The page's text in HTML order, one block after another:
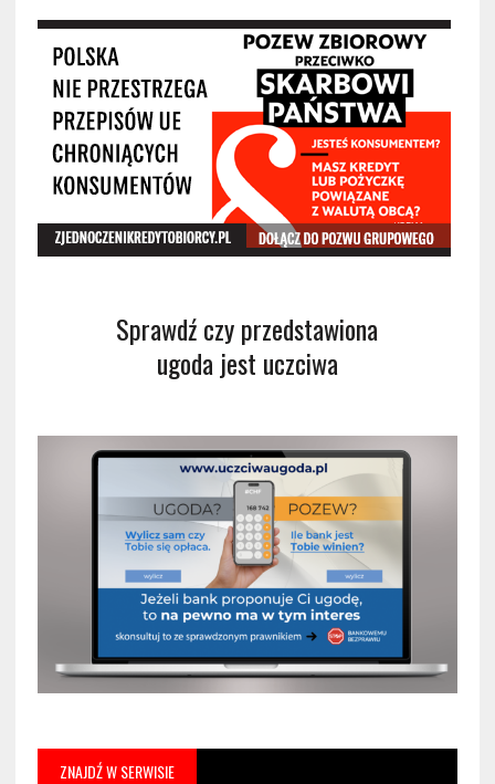
Sprawdź czy przedstawiona
ugoda jest uczciwa
ZNAJDŹ W SERWISIE